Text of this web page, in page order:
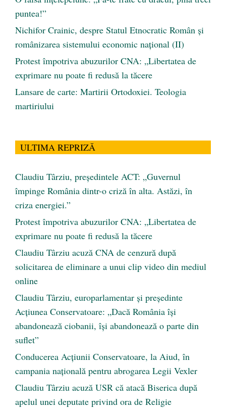
puntea!”
Nichifor Crainic, despre Statul Etnocratic Român şi
românizarea sistemului economic naţional (II)
Protest împotriva abuzurilor CNA: „Libertatea de
exprimare nu poate fi redusă la tăcere
Lansare de carte: Martirii Ortodoxiei. Teologia
martiriului
ULTIMA REPRIZĂ
Claudiu Târziu, președintele ACT: „Guvernul
împinge România dintr-o criză în alta. Astăzi, în
criza energiei.”
Protest împotriva abuzurilor CNA: „Libertatea de
exprimare nu poate fi redusă la tăcere
Claudiu Târziu acuză CNA de cenzură după
solicitarea de eliminare a unui clip video din mediul
online
Claudiu Târziu, europarlamentar și președinte
Acțiunea Conservatoare: „Dacă România își
abandonează ciobanii, își abandonează o parte din
suflet”
Conducerea Acțiunii Conservatoare, la Aiud, în
campania națională pentru abrogarea Legii Vexler
Claudiu Târziu acuză USR că atacă Biserica după
apelul unei deputate privind ora de Religie